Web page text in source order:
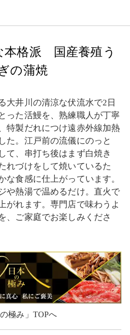
本格派 国産養殖う
の蒲焼
大井川の清涼な伏流水で2日
った活鰻を、熟練職人が丁寧
特製だれにつけ遠赤外線加熱
た。江戸前の流儀にのっと
て、串打ち後はまず白焼き
れづけをして焼いているた
な食感に仕上がっています。
や熱湯で温めるだけ。直火で
がれます。専門店で味わうよ
、ご家庭でお楽しみくださ
の極み」TOPへ